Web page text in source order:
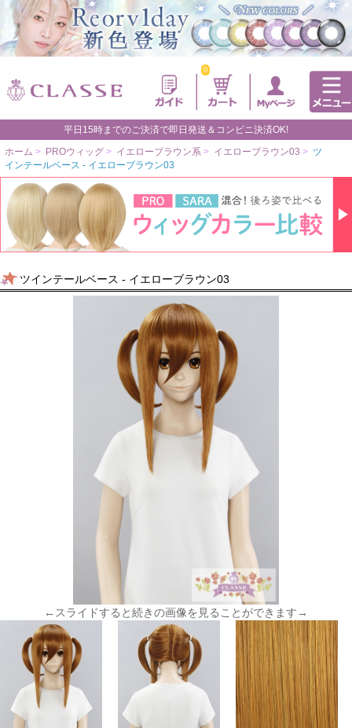
0
平日15時までのご決済で即日発送＆コンビニ決済OK!
ホーム > PROウィッグ > イエローブラウン系 > イエローブラウン03 > ツ
インテールベース - イエローブラウン03
ツインテールベース - イエローブラウン03
←スライドすると続きの画像を見ることができます→